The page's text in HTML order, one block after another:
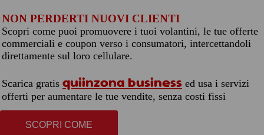
NON PERDERTI NUOVI CLIENTI
Scopri come puoi promuovere i tuoi volantini, le tue offerte
commerciali e coupon verso i consumatori, intercettandoli
direttamente sul loro cellulare.
Scarica gratis quiinzona business ed usa i servizi
offerti per aumentare le tue vendite, senza costi fissi
SCOPRI COME